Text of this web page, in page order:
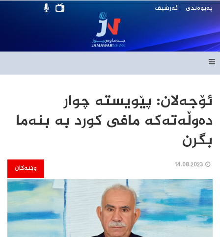
پەیوەندی ئەرشیف
ئۆجەلان: پێویستە چوار
دەوڵەتەکە مافی کورد بە بنەما
بگرن
وێنەکان